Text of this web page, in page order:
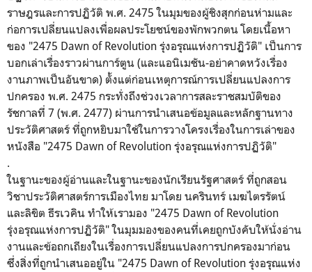
ราษฎรและการปฏิวัติ พ.ศ. 2475 ในมุมของผู้ชิงสุกก่อนห่ามและ
ก่อการเปลี่ยนแปลงเพื่อผลประโยชน์ของพักพวกตน โดยเนื้อหา
ของ "2475 Dawn of Revolution รุ่งอรุณแห่งการปฏิวัติ" เป็นการ
บอกเล่าเรื่องราวผ่านการ์ตูน (และแอนิเมชัน-อย่าคาดหวังเรื่อง
งานภาพเป็นอันขาด) ตั้งแต่ก่อนเหตุการณ์การเปลี่ยนแปลงการ
ปกครอง พ.ศ. 2475 กระทั่งถึงช่วงเวลาการสละราชสมบัติของ
รัชกาลที่ 7 (พ.ศ. 2477) ผ่านการนำเสนอข้อมูลและหลักฐานทาง
ประวัติศาสตร์ ที่ถูกหยิบมาใช้ในการวางโครงเรื่องในการเล่าของ
หนังสือ "2475 Dawn of Revolution รุ่งอรุณแห่งการปฏิวัติ"
.
ในฐานะของผู้อ่านและในฐานะของนักเรียนรัฐศาสตร์ ที่ถูกสอน
วิชาประวัติศาสตร์การเมืองไทย มาโดย นครินทร์ เมฆไตรรัตน์
และลิขิต ธีรเวคิน ทำให้เรามอง "2475 Dawn of Revolution
รุ่งอรุณแห่งการปฏิวัติ" ในมุมมองของคนที่เคยถูกบังคับให้นั่งอ่าน
งานและข้อถกเถียงในเรื่องการเปลี่ยนแปลงการปกครองมาก่อน
ซึ่งสิ่งที่ถูกนำเสนออยู่ใน "2475 Dawn of Revolution รุ่งอรุณแห่ง